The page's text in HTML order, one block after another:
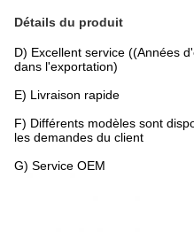
Détails du produit
D) Excellent service ((Années
dans l'exportation)
E) Livraison rapide
F) Différents modèles sont
les demandes du client
G) Service OEM